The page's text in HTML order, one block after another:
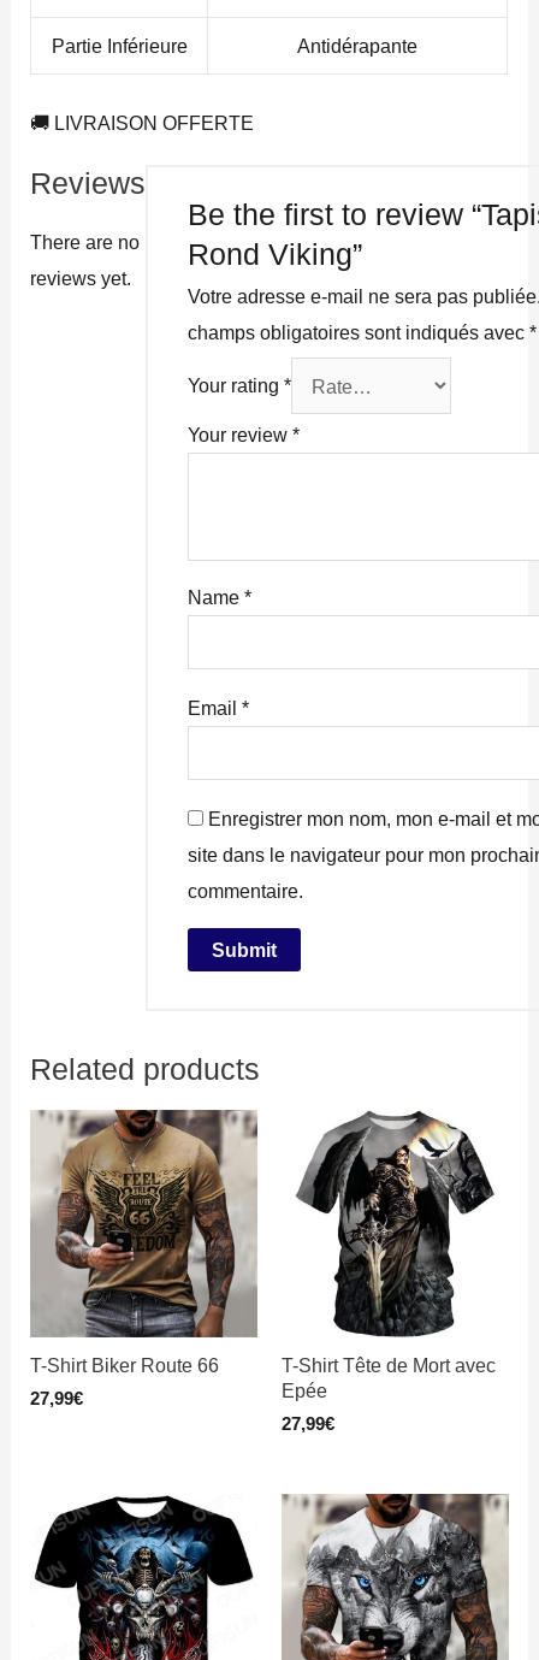
Partie Inférieure Antidérapante
🚚 LIVRAISON OFFERTE
Reviews
There are no
reviews yet.
Be the first to review
Rond Viking”
Votre adresse e-mail ne sera pas
champs obligatoires sont indiqués avec*
Your rating*
Your review*
Name*
Email*
Enregistrer mon nom, mon e-mail et
site dans le navigateur pour mon
commentaire.
Related products
T-Shirt Biker Route 66
27,99€
T-Shirt Tête de Mort avec
Epée
27,99€